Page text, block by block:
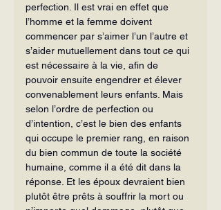
perfection. Il est vrai en effet que
l’homme et la femme doivent
commencer par s’aimer l’un l’autre et
s’aider mutuellement dans tout ce qui
est nécessaire à la vie, afin de
pouvoir en­suite engendrer et élever
convenablement leurs enfants. Mais
selon l’ordre de perfection ou
d’intention, c’est le bien des enfants
qui occupe le premier rang, en raison
du bien commun de toute la société
humaine, comme il a été dit dans la
réponse. Et les époux devraient bien
plutôt être prêts à souffrir la mort ou